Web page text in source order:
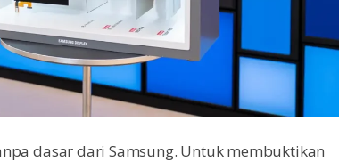
dasar dari Samsung. Untuk membuktikan